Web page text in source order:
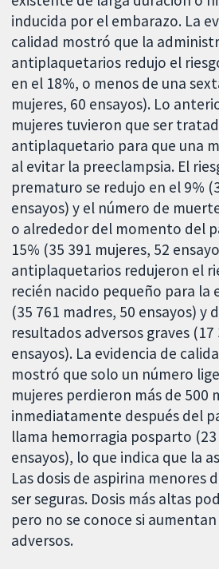
inducida por el embarazo. La
calidad mostró que la
antiplaquetarios redujo el
en el 18%, o menos de una
mujeres, 60 ensayos). Lo
mujeres tuvieron que ser
antiplaquetario para que una
al evitar la preeclampsia. El
prematuro se redujo en el 9%
ensayos) y el número de
o alrededor del momento del
15% (35 391 mujeres, 52
antiplaquetarios redujeron el
recién nacido pequeño para la
(35 761 madres, 50 ensayos) y
resultados adversos graves (17
ensayos). La evidencia de
mostró que solo un número
mujeres perdieron más de 500
inmediatamente después del
llama hemorragia posparto (23
ensayos), lo que indica que la
Las dosis de aspirina menores
ser seguras. Dosis más altas
pero no se conoce si
adversos.